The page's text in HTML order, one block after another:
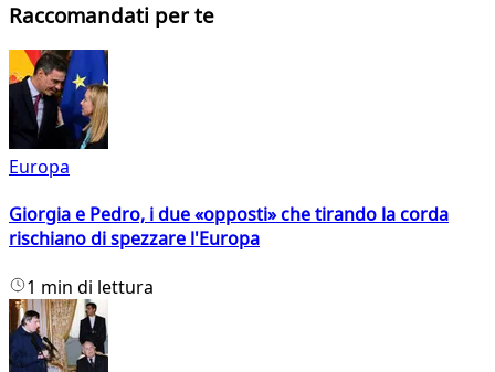
Raccomandati per te
Europa
Giorgia e Pedro, i due «opposti» che tirando la corda
rischiano di spezzare l'Europa
1 min di lettura